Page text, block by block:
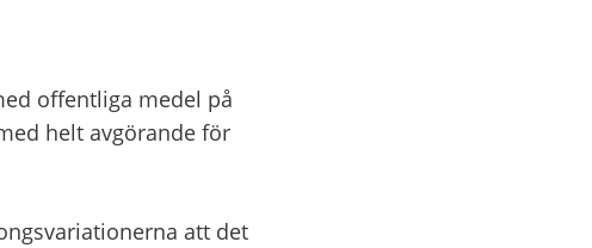
offentliga medel på
helt avgörande för
att det